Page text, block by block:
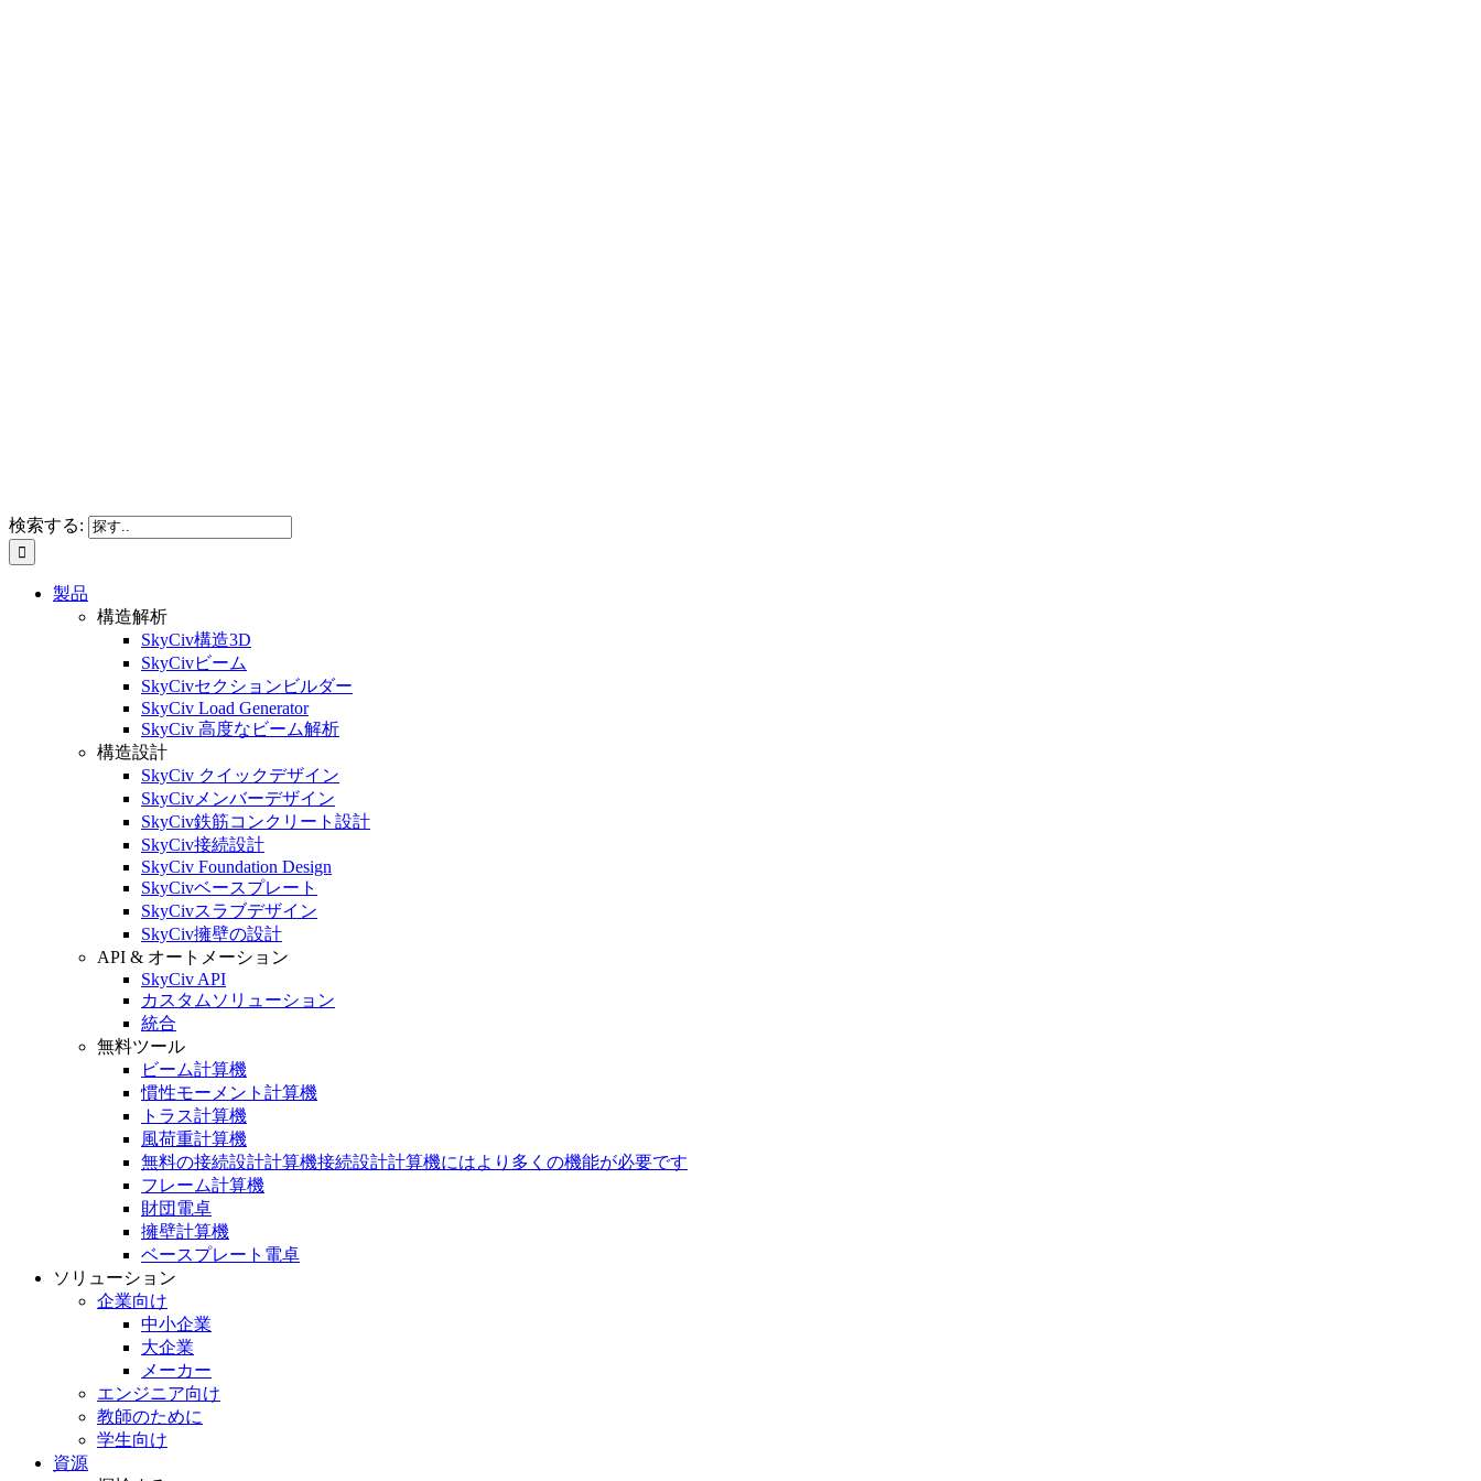
検索する:
製品
構造解析
SkyCiv構造3D
SkyCivビーム
SkyCivセクションビルダー
SkyCiv Load Generator
SkyCiv 高度なビーム解析
構造設計
SkyCiv クイックデザイン
SkyCivメンバーデザイン
SkyCiv鉄筋コンクリート設計
SkyCiv接続設計
SkyCiv Foundation Design
SkyCivベースプレート
SkyCivスラブデザイン
SkyCiv擁壁の設計
API & オートメーション
SkyCiv API
カスタムソリューション
統合
無料ツール
ビーム計算機
慣性モーメント計算機
トラス計算機
風荷重計算機
無料の接続設計計算機接続設計計算機にはより多くの機能が必要です
フレーム計算機
財団電卓
擁壁計算機
ベースプレート電卓
ソリューション
企業向け
中小企業
大企業
メーカー
エンジニア向け
教師のために
学生向け
資源